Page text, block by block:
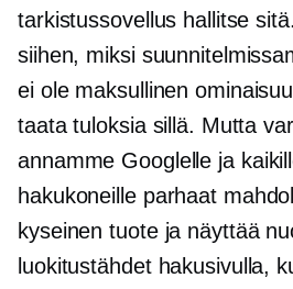
tarkistussovellus hallitse
siihen, miksi
ei ole maksullinen
taata tuloksia sillä. Mutta
annamme Googlelle ja
hakukoneille parhaat
kyseinen tuote ja näyttää
luokitustähdet hakusivulla,